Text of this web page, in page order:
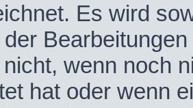
Es wird
wenn noch
hat oder wenn